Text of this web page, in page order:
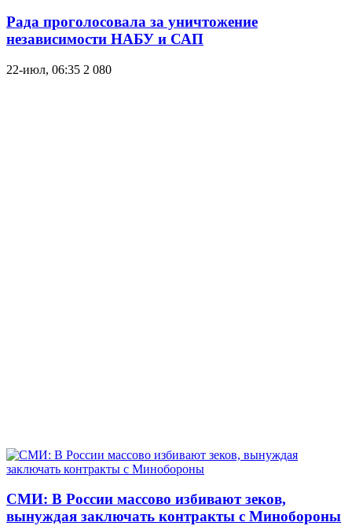
Рада проголосовала за уничтожение
независимости НАБУ и САП
22-июл, 06:35 2 080
СМИ: В России массово избивают зеков,
вынуждая заключать контракты с Минобороны